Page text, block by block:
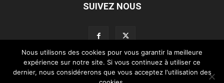
SUIVEZ NOUS
L’équipe d’iLoveTablette.com Contactez-nous
Nos partenaires
Nous utilisons des cookies pour vous garantir la meilleure
expérience sur notre site. Si vous continuez à utiliser ce
dernier, nous considérerons que vous acceptez l'utilisation des